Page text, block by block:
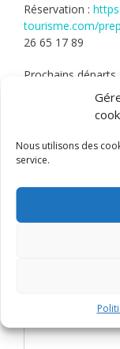
Nous utilisons des
service.
Réservation :
tourisme.com/
26 65 17 89
Prochains départs
3 quai des Arts
accueil@chalons-
Tel. : 03 26 65 17
https://